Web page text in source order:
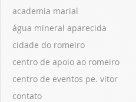
academia marial
água mineral aparecida
cidade do romeiro
centro de apoio ao romeiro
centro de eventos pe. vitor
contato